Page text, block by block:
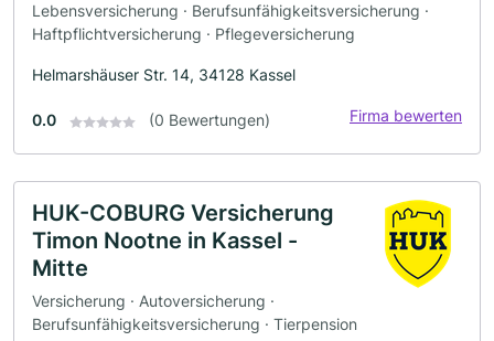
Lebensversicherung · Berufsunfähigkeitsversicherung ·
Haftpflichtversicherung · Pflegeversicherung
Helmarshäuser Str. 14, 34128 Kassel
0.0 (0 Bewertungen) Firma bewerten
HUK-COBURG Versicherung
Timon Nootne in Kassel -
Mitte
Versicherung · Autoversicherung ·
Berufsunfähigkeitsversicherung · Tierpension